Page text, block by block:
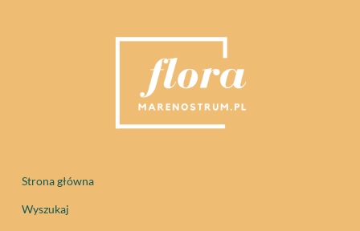
Strona główna
Wyszukaj